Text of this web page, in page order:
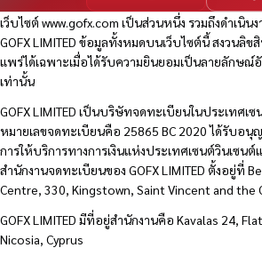
เว็บไซต์www.gofx.com เป็นส่วนหนึ่ง รวมถึงดำเนิน
GOFX LIMITED ข้อมูลทั้งหมดบนเว็บไซต์นี้ สงวนลิ
แพร่ได้เฉพาะเมื่อได้รับความยินยอมเป็นลายลักษณ์อั
เท่านั้น
GOFX LIMITED เป็นบริษัทจดทะเบียนในประเทศเ
หมายเลขจดทะเบียนคือ 25865 BC 2020 ได้รับอนุ
การให้บริการทางการเงินแห่งประเทศเซนต์วินเซนต์
สำนักงานจดทะเบียนของ GOFX LIMITED ตั้งอยู่ที่
Centre, 330, Kingstown, Saint Vincent and the
GOFX LIMITED มีที่อยู่สำนักงานคือ Kavalas 24,
Nicosia, Cyprus